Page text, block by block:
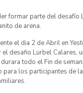
formar parte del desafío
de arena.
el dia 2 de Abril en
desafio Lurbel Calares,
todo el Fin de
para los participantes de